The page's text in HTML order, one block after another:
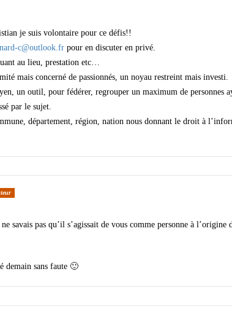
je suis volontaire pour ce défis!!
c@outlook.fr pour en discuter en privé.
au lieu, prestation etc…
je souhaite mobiliser un nombre limité mais concerné de passionnés, un noyau restreint mais investi.
un outil, pour fédérer, regrouper un maximum de personnes
par le sujet.
département, région, nation nous donnant le droit à
savais pas qu’il s’agissait de vous comme personne à l’origine
demain sans faute 🙂